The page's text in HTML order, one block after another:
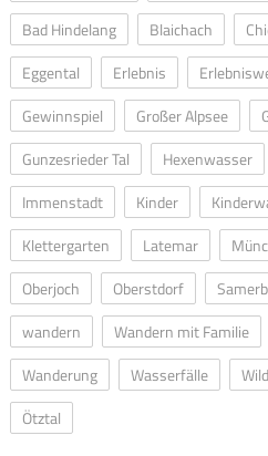
Bad Hindelang
Blaichach
Eggental
Erlebnis
Gewinnspiel
Großer Alpsee
Gunzesrieder Tal
Hexenwasser
Immenstadt
Kinder
Klettergarten
Latemar
Oberjoch
Oberstdorf
wandern
Wandern mit Familie
Wanderung
Wasserfälle
Ötztal